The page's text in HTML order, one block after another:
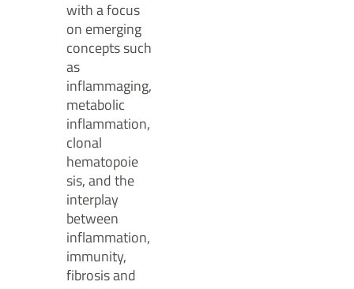
with a focus
on emerging
concepts such
as
inflammaging,
metabolic
inflammation,
clonal
hematopoie
sis, and the
interplay
between
inflammation,
immunity,
fibrosis and